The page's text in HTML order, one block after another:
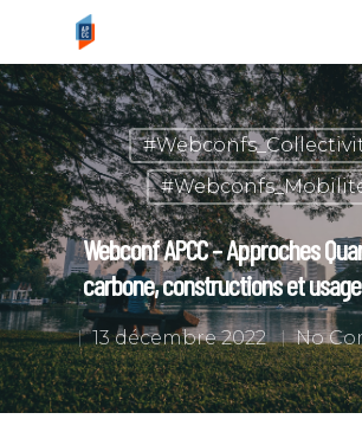
Tapez ENTRÉE pour
ESC pour annuler
Webconf APCC – Approches
carbone, constructions et
13 décembre 2022 No